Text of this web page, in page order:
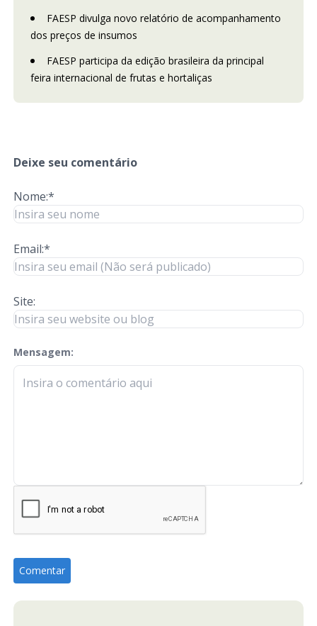
FAESP divulga novo relatório de acompanhamento
dos preços de insumos
FAESP participa da edição brasileira da principal
feira internacional de frutas e hortaliças
Deixe seu comentário
Nome:*
Email:*
Site:
Mensagem:
check-terms